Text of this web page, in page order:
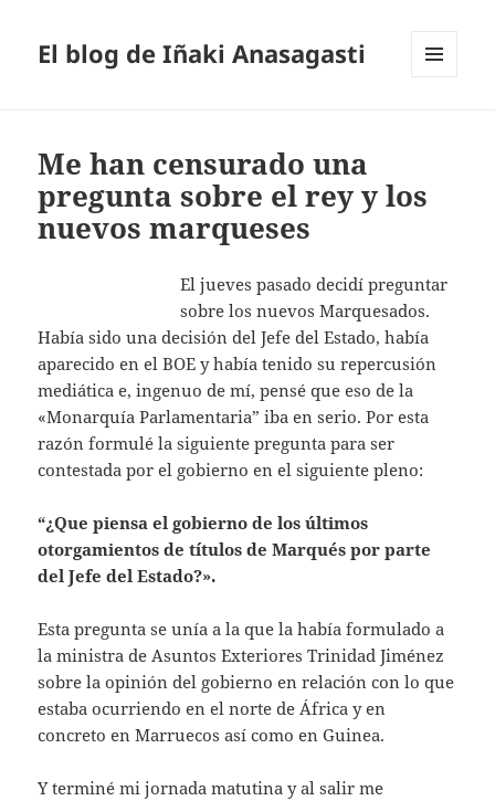
El blog de Iñaki Anasagasti
Me han censurado una
pregunta sobre el rey y los
nuevos marqueses
El jueves pasado decidí preguntar
sobre los nuevos Marquesados.
Había sido una decisión del Jefe del Estado, había
aparecido en el BOE y había tenido su repercusión
mediática e, ingenuo de mí, pensé que eso de la
«Monarquía Parlamentaria” iba en serio. Por esta
razón formulé la siguiente pregunta para ser
contestada por el gobierno en el siguiente pleno:
“¿Que piensa el gobierno de los últimos
otorgamientos de títulos de Marqués por parte
del Jefe del Estado?».
Esta pregunta se unía a la que la había formulado a
la ministra de Asuntos Exteriores Trinidad Jiménez
sobre la opinión del gobierno en relación con lo que
estaba ocurriendo en el norte de África y en
concreto en Marruecos así como en Guinea.
Y terminé mi jornada matutina y al salir me